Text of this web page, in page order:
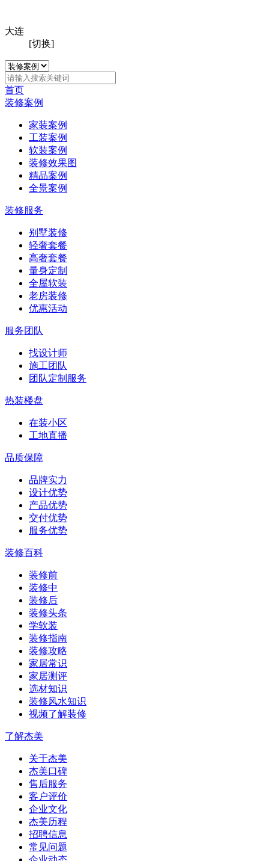
大连
[切换]
首页
装修案例
家装案例
工装案例
软装案例
装修效果图
精品案例
全景案例
装修服务
别墅装修
轻奢套餐
高奢套餐
量身定制
全屋软装
老房装修
优惠活动
服务团队
找设计师
施工团队
团队定制服务
热装楼盘
在装小区
工地直播
品质保障
品牌实力
设计优势
产品优势
交付优势
服务优势
装修百科
装修前
装修中
装修后
装修头条
学软装
装修指南
装修攻略
家居常识
家居测评
选材知识
装修风水知识
视频了解装修
了解杰美
关于杰美
杰美口碑
售后服务
客户评价
企业文化
杰美历程
招聘信息
常见问题